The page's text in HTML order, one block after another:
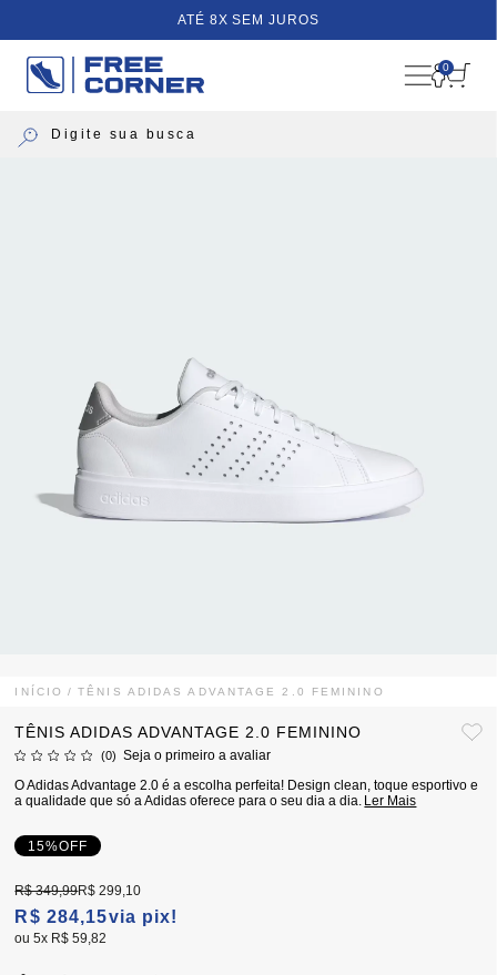
ATÉ 8X SEM JUROS
0
INÍCIO TÊNIS ADIDAS ADVANTAGE 2.0 FEMININO
TÊNIS ADIDAS ADVANTAGE 2.0 FEMININO
(0)
Seja o primeiro a avaliar
O Adidas Advantage 2.0 é a escolha perfeita! Design clean, toque esportivo e
a qualidade que só a Adidas oferece para o seu dia a dia. Ler Mais
15%OFF
R$ 284,15via pix!
R$ 349,99R$ 299,10
5x R$ 59,82